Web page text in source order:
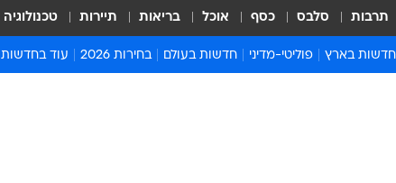
תרבות סלבס כסף אוכל בריאות תיירות טכנולוגיה
חדשות בארץ פוליטי-מדיני חדשות בעולם בחירות 2026 עוד בחדשות